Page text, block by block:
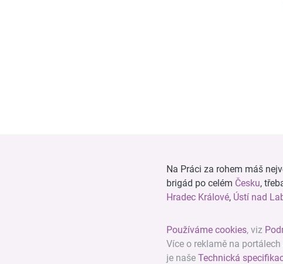
Na Práci za rohem máš
brigád po celém Česku,
Hradec Králové, Ústí nad
Používáme cookies, viz
Více o reklamě na
je naše Technická